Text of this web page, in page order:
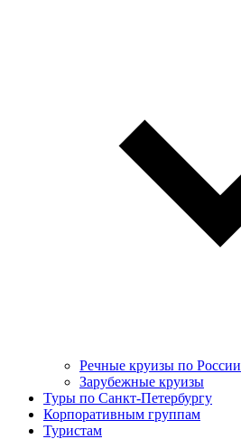
Речные круизы по России
Зарубежные круизы
Туры по Санкт-Петербургу
Корпоративным группам
Туристам